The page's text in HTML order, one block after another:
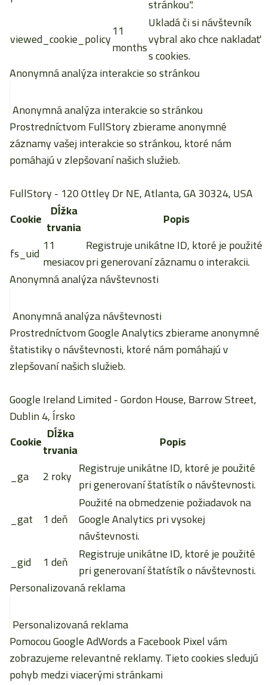
stránkou".
viewed_cookie_policy11
months
Ukladá či si návštevník
vybral ako chce nakladať
s cookies.
Anonymná analýza interakcie so stránkou
Anonymná analýza interakcie so stránkou
Prostredníctvom FullStory zbierame anonymné
záznamy vašej interakcie so stránkou, ktoré nám
pomáhajú v zlepšovaní našich služieb.
FullStory- 120 Ottley Dr NE, Atlanta, GA 30324, USA
Cookie Dĺžka
trvania
Popis
fs_uid 11
mesiacov
Registruje unikátne ID, ktoré je použité
pri generovaní záznamu o interakcii.
Anonymná analýza návštevnosti
Anonymná analýza návštevnosti
Prostredníctvom Google Analytics zbierame anonymné
štatistiky o návštevnosti, ktoré nám pomáhajú v
zlepšovaní našich služieb.
Google Ireland Limited- Gordon House, Barrow Street,
Dublin 4, Írsko
Cookie Dĺžka
trvania
Popis
_ga
2 roky Registruje unikátne ID, ktoré je použité
pri generovaní štatístík o návštevnosti.
_gat
1 deň
Použité na obmedzenie požiadavok na
Google Analytics pri vysokej
návštevnosti.
_gid
1 deň
Registruje unikátne ID, ktoré je použité
pri generovaní štatístík o návštevnosti.
Personalizovaná reklama
Personalizovaná reklama
Pomocou Google AdWords a Facebook Pixel vám
zobrazujeme relevantné reklamy. Tieto cookies sledujú
pohyb medzi viacerými stránkami